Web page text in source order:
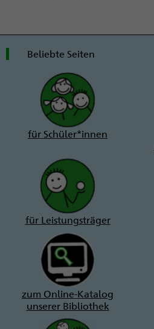
Beliebte Seiten
für Schüler*innen
für Leistungsträger
zum Online-Katalog
unserer Bibliothek